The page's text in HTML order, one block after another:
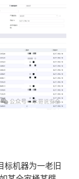
标机器为一老旧